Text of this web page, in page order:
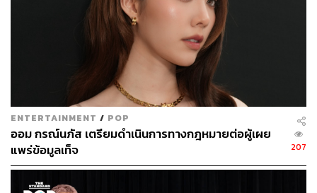
ENTERTAINMENT / POP
ออม กรณ์นภัส เตรียมดำเนินการทางกฎหมายต่อผู้เผย
แพร่ข้อมูลเท็จ
207